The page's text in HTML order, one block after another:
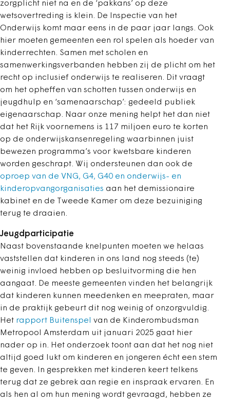
zorgplicht niet na en de ‘pakkans’ op deze
wetsovertreding is klein. De Inspectie van het
Onderwijs komt maar eens in de paar jaar langs. Ook
hier moeten gemeenten een rol spelen als hoeder van
kinderrechten. Samen met scholen en
samenwerkingsverbanden hebben zij de plicht om het
recht op inclusief onderwijs te realiseren. Dit vraagt
om het opheffen van schotten tussen onderwijs en
jeugdhulp en ‘samenaarschap’: gedeeld publiek
eigenaarschap. Naar onze mening helpt het dan niet
dat het Rijk voornemens is 117 miljoen euro te korten
op de onderwijskansenregeling waarbinnen juist
bewezen programma’s voor kwetsbare kinderen
worden geschrapt. Wij ondersteunen dan ook de
oproep van de VNG, G4, G40 en onderwijs- en
kinderopvangorganisaties aan het demissionaire
kabinet en de Tweede Kamer om deze bezuiniging
terug te draaien.
Jeugdparticipatie
Naast bovenstaande knelpunten moeten we helaas
vaststellen dat kinderen in ons land nog steeds (te)
weinig invloed hebben op besluitvorming die hen
aangaat. De meeste gemeenten vinden het belangrijk
dat kinderen kunnen meedenken en meepraten, maar
in de praktijk gebeurt dit nog weinig of onzorgvuldig.
Het rapport Buitenspel
van de Kinderombudsman
Metropool Amsterdam uit januari 2025 gaat hier
nader op in. Het onderzoek toont aan dat het nog niet
altijd goed lukt om kinderen en jongeren écht een stem
te geven. In gesprekken met kinderen keert telkens
terug dat ze gebrek aan regie en inspraak ervaren. En
als hen al om hun mening wordt gevraagd, hebben ze